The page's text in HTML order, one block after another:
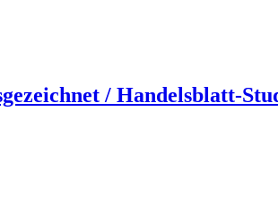
/ Handelsblatt-